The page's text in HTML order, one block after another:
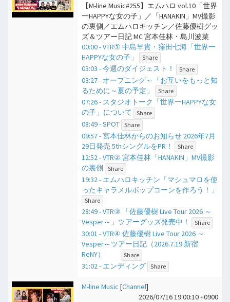
【M-line Music#255】エムハロ vol.10「世界
一HAPPYな女の子」／「HANAKIN」MV撮影
の裏側／エムハロキッチン／佐藤優樹グッ
ズ＆ツアー日記 MC 宮本佳林・島川波菜
00:00 - VTR① 中島早貴・窪田七海「世界一
HAPPYな女の子」
Share
03:03 - 今週のダイジェスト！ Share
03:27 - オープニング～「お互いをもっと知
るために～夏の予定」
Share
07:26 - スタジオトーク「世界一HAPPYな女
の子」について
Share
08:49 - SPOT Share
09:57 - 宮本佳林からのお知らせ 2026年7月
29日発売 5thシングルをPR！
Share
12:52 - VTR② 宮本佳林「HANAKIN」MV撮影
の裏側
Share
19:32 - エムハロキッチン「マシュマロを使
ったキャラメルポップコーンを作ろう！」
Share
28:49 - VTR③ 「佐藤優樹 Live Tour 2026 ～
Vesper～」ツアーグッズ発売中！
Share
30:01 - VTR④ 佐藤優樹 Live Tour 2026 ～
Vesper～ツアー日記（2026.7.19 新宿
ReNY）
Share
31:02 - エンディング Share
M-line Music [Channel]
2026/07/16 19:00:10 +0900